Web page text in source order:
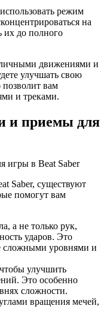
режим
на
их до полного
движениями и
улучшать свою
вам
и треками.
и приемы для
игры в Beat Saber
Saber, существуют
помогут вам
а не только рук,
ударов. Это
сложными уровнями и
улучшить
Это особенно
сложности.
вращения мечей,